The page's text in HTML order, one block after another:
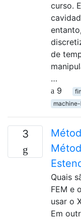
curso.
de
…
9
3
Quais
FEM e
usar o
Em